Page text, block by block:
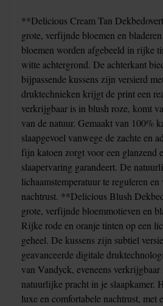
**Delicious Cream Tan
grote, verfijnde bloemen en
bloemen worden afgebeeld in rijke
witte achtergrond. De achterkant
bijpassende kussens zijn versierd
druktechnieken krijgt de print een
verkrijgbaar is in blush roze, komt
van de natuur. Gemaakt van 100%
slaapgevoel vanwege de zachte en
fijn katoen zorgt voor een glanzend
slaapervaring garandeert. De
lichaamstemperatuur te reguleren
nachtrust. **Delicious Blush
grote, verfijnde bloemmotieven en
Rijke rode en oranje tinten op een
geheel. De kussens zijn subtiel
geavanceerde digitale
van Vandyck, eveneens
natuurlijke pracht in je slaapkamer.
luxe en comfortabele nachtrust,